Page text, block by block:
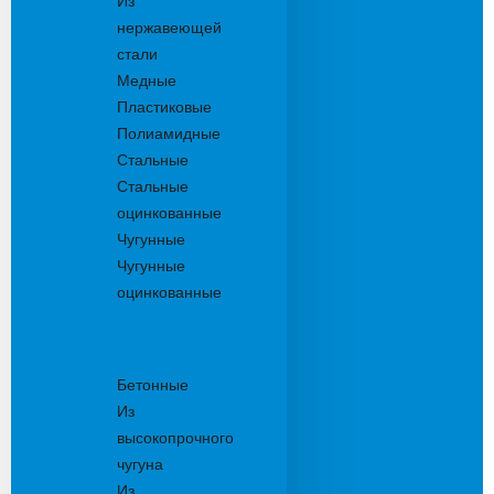
нержавеющей
стали
Медные
Пластиковые
Полиамидные
Стальные
Стальные
оцинкованные
Чугунные
Чугунные
оцинкованные
Бетонные
Из
высокопрочного
чугуна